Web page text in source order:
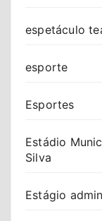
espetáculo
esporte
Esportes
Estádio
Silva
Estágio